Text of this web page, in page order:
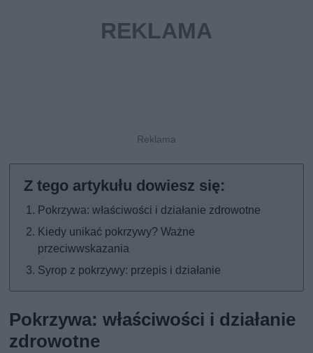
Pokrzywa: właściwości i działanie zdrowotne
Kiedy unikać pokrzywy? Ważne
przeciwwskazania
Syrop z pokrzywy: przepis i działanie
Pokrzywa: właściwości i działanie
zdrowotne